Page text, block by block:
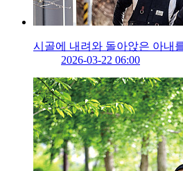
시골에 내려와 돌아앉은 아내
2026-03-22 06:00